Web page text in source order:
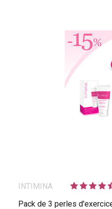
INTIMINA
Pack de 3 perles